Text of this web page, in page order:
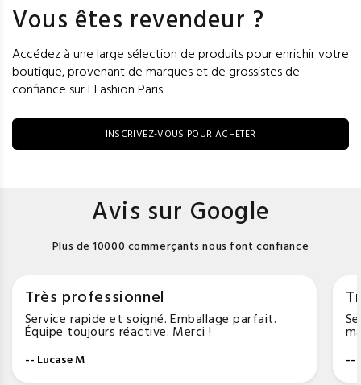
Vous êtes revendeur ?
Accédez à une large sélection de produits pour enrichir votre
boutique, provenant de marques et de grossistes de
confiance sur EFashion Paris.
INSCRIVEZ-VOUS POUR ACHETER
Avis sur Google
Plus de 10000 commerçants nous font confiance
Très professionnel
Service rapide et soigné. Emballage parfait.
Équipe toujours réactive. Merci !
-- Lucase M --